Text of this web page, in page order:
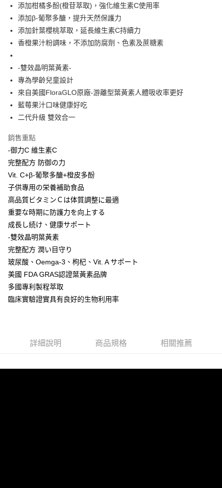
法說明評估內容。
【繳款方式說明】
1.分期款項不併入電信帳單，「大哥付你分期」於每月結算日後寄送繳費提
醒簡訊。
2.透過簡訊連結打開帳單後，可選擇「超商條碼／台灣大直營門市／銀行轉
帳／街口支付／iPASS MONEY」等通路繳費。
【注意事項】
1.本服務係由「台灣大哥大股份有限公司」（以下簡稱本公司）所提供，讓
用戶於交易時，得透過本服務購買商品或服務，並由商店將買賣／分期付款
2.基於同意付款使用「大哥付你分期」之契約關係目的，商店將以您的個人
資料（包含姓名、電話或地址）提供予台灣大哥大進項蒐集、處理及利用，
3.完整用戶服務條款，請詳閱以下連結：
２．便利：只要手機號碼，簡訊認證，即可結帳。
３．安心：先確認商品／服務後，再付款。
【「AFTEE先享後付」結帳流程】
１．於結帳方式選擇「AFTEE先享後付」後，將跳轉至「AFTEE先享後付」
２．訂單成立數日內，您將收到繳費通知簡訊。
３．收到繳費通知簡訊後14天內，點擊此簡訊中的連結，可透過四大超商／
ATM／網路銀行／等多元方式進行付款，方視為交易完成。
※ 請注意：結帳手續完成當下不需立刻繳費，但若您需要取消訂單，請聯絡
購買商品的店家。未經商家同意取消之訂單仍視為有效，需透過AFTEE先享
後付繳納相關費用。
是否繳費成功／繳費後需取消欲退款等相關疑問，請聯繫「AFTEE先享後付
【注意事項】
易，需依本服務之必要範圍內提供個人資料，並將交易相關給付款項請求債
權轉讓予恩沛科技股份有限公司。
２．關於個人資料處理事宜，請瀏覽以下網址：
https://aftee.tw/terms/#terms3
３．未成年的使用者請事先徵得法定代理人或監護人之同意方可使用
「AFTEE先享後付」，若未經同意申辦者引起之損失，本公司不負相關責
４．使用「AFTEE先享後付」時，將依據個別帳號之用戶狀況，依本公司即
時審查核予不同之上限額度；若仍有額度不足之情形，本公司將視審查結果
請求用戶進行身份認證。
５．嚴禁一人註冊多個帳號或使用他人資訊註冊。若發現惡意使用之情形，
恩沛科技股份有限公司將有權停止該用戶之使用額度並採取法律行動。
全家取貨付款
每筆NT$65，滿NT$1,300(含以上)免運費
7-11取貨付款
宅配
每筆NT$85，滿NT$1,300(含以上)免運費
添加柑橘多酚(橙苷萃取)，強化維生素C使用率
添加β-葡聚多醣，提升天然保護力
添加針葉櫻桃萃取，延長維生素C持續力
香橙果汁粉調味，不添加防腐劑、色素及蔗糖素
-雙效晶明葉黃素-
專為學齡兒童設計
來自美國FloraGLO原廠-游離型葉黃素人體吸收率更好
藍莓果汁口味健康好吃
二代升級 雙效合一
銷售重點
-御力C 維生素C
完整配方 防御の力
Vit. C+β-葡聚多醣+橙皮多酚
子供專用の栄養補助食品
高品質ビタミンＣは体質調整に最適
重要な時期に防護力を向上する
成長し続け、健康サポート
-雙效晶明葉黃素
完整配方 潤い目守り
玻尿酸、Oemga-3、枸杞、Vit. A サポート
美國 FDA GRAS認證葉黃素品牌
多國專利製程萃取
臨床實驗證實具有良好的生物利用率
詳細說明 商品規格 相關推薦